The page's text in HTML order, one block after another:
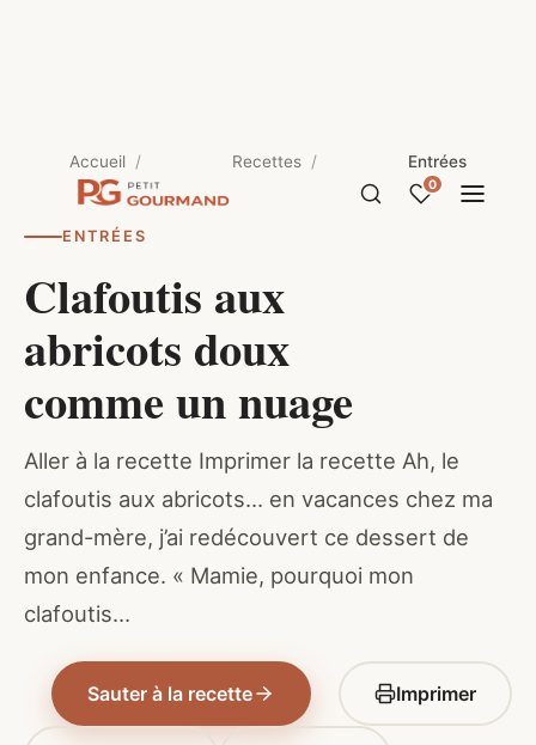
0
Accueil Recettes Entrées
ENTRÉES
Clafoutis aux
abricots doux
comme un nuage
Aller à la recette Imprimer la recette Ah, le
clafoutis aux abricots… en vacances chez ma
grand-mère, j’ai redécouvert ce dessert de
mon enfance. « Mamie, pourquoi mon
clafoutis…
Sauter à la recette Imprimer